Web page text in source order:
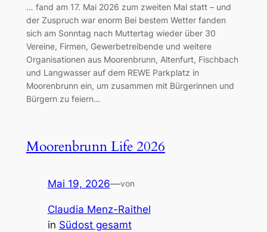
… fand am 17. Mai 2026 zum zweiten Mal statt – und
der Zuspruch war enorm Bei bestem Wetter fanden
sich am Sonntag nach Muttertag wieder über 30
Vereine, Firmen, Gewerbetreibende und weitere
Organisationen aus Moorenbrunn, Altenfurt, Fischbach
und Langwasser auf dem REWE Parkplatz in
Moorenbrunn ein, um zusammen mit Bürgerinnen und
Bürgern zu feiern…
Moorenbrunn Life 2026
Mai 19, 2026—von
Claudia Menz-Raithel
in Südost gesamt